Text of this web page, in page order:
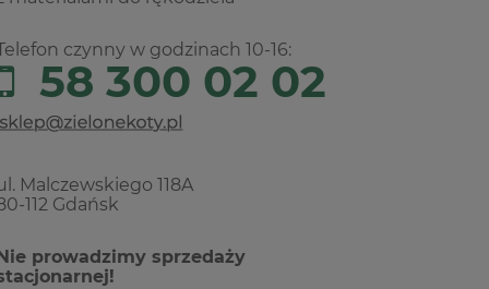
czynny w godzinach 10-16:
58 300 02 02
Malczewskiego 118A
112 Gdańsk
prowadzimy sprzedaży